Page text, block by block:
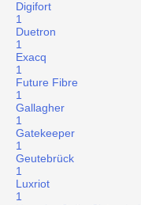
Digifort
1
Duetron
1
Exacq
1
Future Fibre
1
Gallagher
1
Gatekeeper
1
Geutebrück
1
Luxriot
1